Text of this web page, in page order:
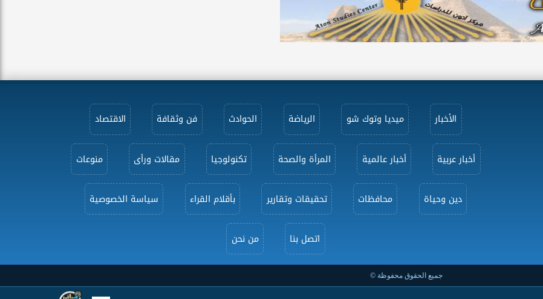
الأخبار ميديا وتوك شو الرياضة الحوادث فن وثقافة الاقتصاد
أخبار عربية أخبار عالمية المرأة والصحة تكنولوجيا مقالات ورأى منوعات
دين وحياة محافظات تحقيقات وتقارير بأقلام القراء سياسة الخصوصية
اتصل بنا من نحن
جميع الحقوق محفوظة ©